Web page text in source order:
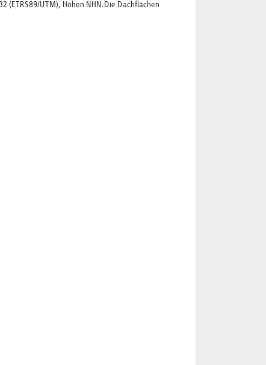
(ETRS89/UTM), Höhen NHN.Die Dachflächen